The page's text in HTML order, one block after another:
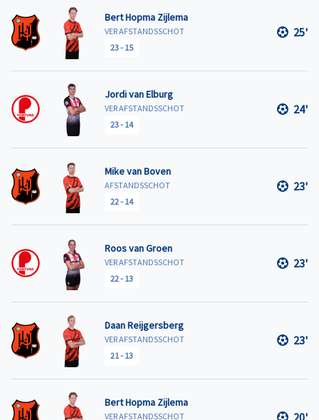
Bert Hopma Zijlema
VER AFSTANDSSCHOT
23- 15
25'
Jordi van Elburg
VER AFSTANDSSCHOT
23- 14
24'
Mike van Boven
AFSTANDSSCHOT
22- 14
23'
Roos van Groen
VER AFSTANDSSCHOT
22- 13
23'
Daan Reijgersberg
VER AFSTANDSSCHOT
21- 13
23'
Bert Hopma Zijlema
VER AFSTANDSSCHOT